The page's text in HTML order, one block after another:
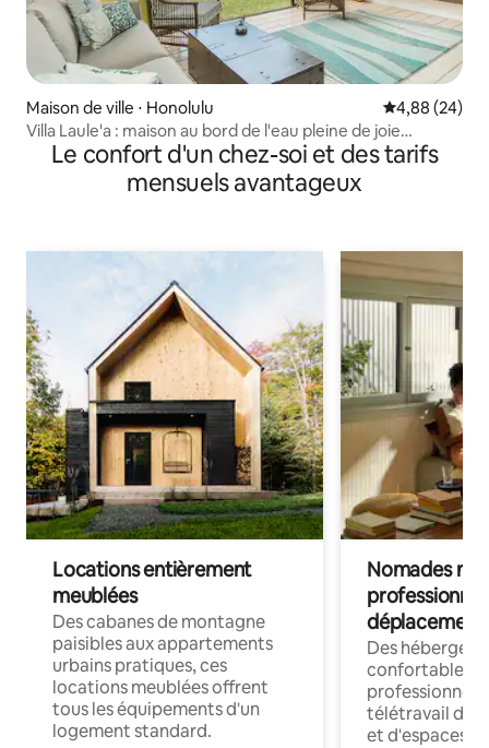
Maison de ville ⋅ Honolulu Évaluation
4,88 (24)
Villa Laule'a : maison au bord de l'eau pleine de joie
paisible !
Le confort d'un chez-soi et des tarifs
mensuels avantageux
Locations entièrement
meublées
Des cabanes de montagne
paisibles aux appartements
urbains pratiques, ces
locations meublées offrent
tous les équipements d'un
logement standard.
Nomades
déplacement
Des
confortables
professionnels
télétravail
et d'espaces